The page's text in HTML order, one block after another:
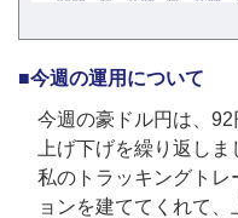
■今週の運用について
今週の豪ドル円は、
上げ下げを繰り返しま
私のトラッキングトレ
ョンを建ててくれて